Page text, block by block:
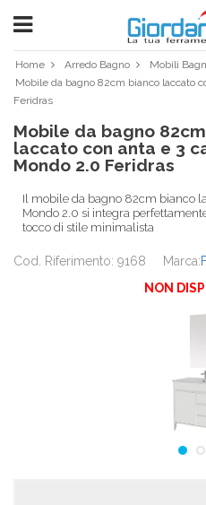
Home Arredo Bagno Mobili
Mobile da bagno 82cm bianco laccato
Feridras
Mobile da bagno
laccato con anta e 3
Mondo 2.0 Feridras
Il mobile da bagno 82cm bianco
Mondo 2.0 si integra
tocco di stile minimalista
Cod. Riferimento: 9168 Marca:
NON